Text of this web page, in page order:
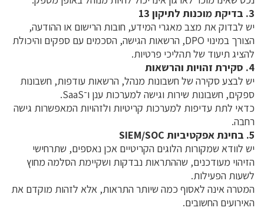
3. בדיקת מוכנות לתיקון 13
יש לבדוק את מצב מאגרי המידע, חובות הרישום או ההודעה,
הצורך במינוי DPO, הרשאות הגישה, הסכמים עם ספקים והיכולת
להציג תיעוד של תהליכי פרטיות.
4. סקירת זהויות והרשאות
יש לבצע סקירה של חשבונות מנהל, הרשאות עודפות, חשבונות
ספקים, חשבונות שירות וגישה למערכות ענן ו־SaaS.
כדאי לתת עדיפות למערכות קריטיות ולזהויות המאפשרות גישה
רחבה.
5. בחינת אפקטיביות SIEM/SOC
יש לוודא שמקורות הלוגים הקריטיים אכן נאספים, שתרחישי
הזיהוי מעודכנים, שההתראות נבדקות ושקיימת הסלמה מחוץ
לשעות הפעילות.
המטרה אינה לאסוף כמה שיותר התראות, אלא לזהות מוקדם את
האירועים החשובים.